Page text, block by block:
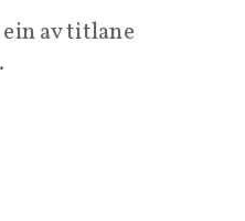
av titlane